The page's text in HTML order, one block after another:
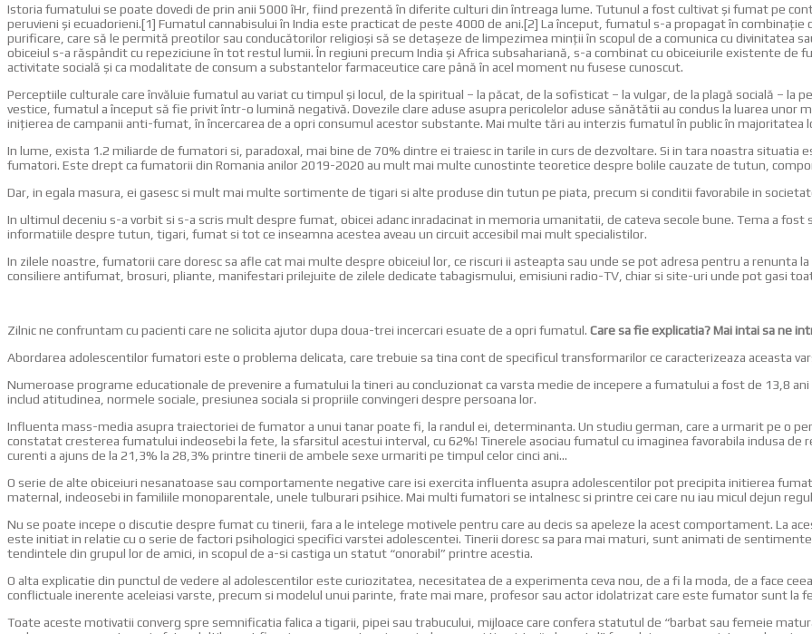
Istoria fumatului se poate dovedi de prin anii 5000 îHr, fiind prezentă în diferite culturi din întreaga lume. Tutunul a fost cultivat şi fumat pe
peruvieni şi ecuadorieni.[1] Fumatul cannabisului în India este practicat de peste 4000 de ani.[2] La început, fumatul s-a propagat în
purificare, care să le permită preotilor sau conducătorilor religioşi să se detaşeze de limpezimea minţii în scopul de a comunica cu divinitatea
obiceiul s-a răspândit cu repeziciune în tot restul lumii. În regiuni precum India şi Africa subsahariană, s-a combinat cu obiceiurile existente de
activitate socială şi ca modalitate de consum a substantelor farmaceutice care până în acel moment nu fusese cunoscut.
Perceptiile culturale care învăluie fumatul au variat cu timpul şi locul, de la spiritual – la păcat, de la sofisticat – la vulgar, de la plagă socială – la
vestice, fumatul a început să fie privit într-o lumină negativă. Dovezile clare aduse asupra pericolelor aduse sănătătii au condus la luarea unor
iniţierea de campanii anti-fumat, în încercarea de a opri consumul acestor substante. Mai multe tări au interzis fumatul în public în majoritatea
In lume, exista 1.2 miliarde de fumatori si, paradoxal, mai bine de 70% dintre ei traiesc in tarile in curs de dezvoltare. Si in tara noastra
fumatori. Este drept ca fumatorii din Romania anilor 2019-2020 au mult mai multe cunostinte teoretice despre bolile cauzate de tutun,
Dar, in egala masura, ei gasesc si mult mai multe sortimente de tigari si alte produse din tutun pe piata, precum si conditii favorabile in
In ultimul deceniu s-a vorbit si s-a scris mult despre fumat, obicei adanc inradacinat in memoria umanitatii, de cateva secole bune. Tema a fost
informatiile despre tutun, tigari, fumat si tot ce inseamna acestea aveau un circuit accesibil mai mult specialistilor.
In zilele noastre, fumatorii care doresc sa afle cat mai multe despre obiceiul lor, ce riscuri ii asteapta sau unde se pot adresa pentru a renunta
consiliere antifumat, brosuri, pliante, manifestari prilejuite de zilele dedicate tabagismului, emisiuni radio-TV, chiar si site-uri unde pot gasi
Zilnic ne confruntam cu pacienti care ne solicita ajutor dupa doua-trei incercari esuate de a opri fumatul. Care sa fie explicatia? Mai intai sa ne
Abordarea adolescentilor fumatori este o problema delicata, care trebuie sa tina cont de specificul transformarilor ce caracterizeaza aceasta
Numeroase programe educationale de prevenire a fumatului la tineri au concluzionat ca varsta medie de incepere a fumatului a fost de 13,8
includ atitudinea, normele sociale, presiunea sociala si propriile convingeri despre persoana lor.
Influenta mass-media asupra traiectoriei de fumator a unui tanar poate fi, la randul ei, determinanta. Un studiu german, care a urmarit pe o
constatat cresterea fumatului indeosebi la fete, la sfarsitul acestui interval, cu 62%! Tinerele asociau fumatul cu imaginea favorabila indusa
curenti a ajuns de la 21,3% la 28,3% printre tinerii de ambele sexe urmariti pe timpul celor cinci ani…
O serie de alte obiceiuri nesanatoase sau comportamente negative care isi exercita influenta asupra adolescentilor pot precipita initierea
maternal, indeosebi in familiile monoparentale, unele tulburari psihice. Mai multi fumatori se intalnesc si printre cei care nu iau micul dejun
Nu se poate incepe o discutie despre fumat cu tinerii, fara a le intelege motivele pentru care au decis sa apeleze la acest comportament. La
este initiat in relatie cu o serie de factori psihologici specifici varstei adolescentei. Tinerii doresc sa para mai maturi, sunt animati de
tendintele din grupul lor de amici, in scopul de a-si castiga un statut “onorabil” printre acestia.
O alta explicatie din punctul de vedere al adolescentilor este curiozitatea, necesitatea de a experimenta ceva nou, de a fi la moda, de a face
conflictuale inerente aceleiasi varste, precum si modelul unui parinte, frate mai mare, profesor sau actor idolatrizat care este fumator sunt la
Toate aceste motivatii converg spre semnificatia falica a tigarii, pipei sau trabucului, mijloace care confera statutul de “barbat sau femeie